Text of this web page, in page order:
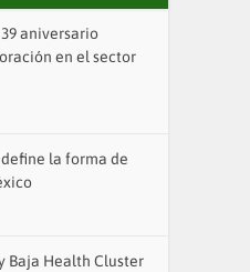
aniversario
en el sector
la forma de
Baja Health Cluster